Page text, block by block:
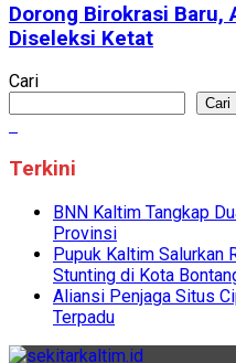
Dorong Birokrasi Baru,
Diseleksi Ketat
Cari
Cari
Terkini
BNN Kaltim Tangkap
Provinsi
Pupuk Kaltim Salurkan
Stunting di Kota
Aliansi Penjaga Situs
Terpadu